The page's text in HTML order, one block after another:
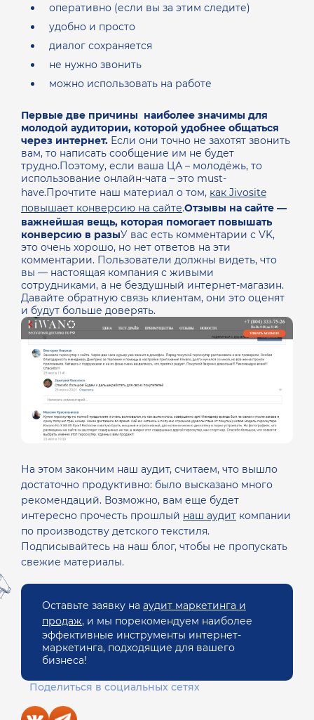
оперативно (если вы за этим следите)
удобно и просто
диалог сохраняется
не нужно звонить
можно использовать на работе
Первые две причины наиболее значимы для
молодой аудитории, которой удобнее общаться
через интернет. Если они точно не захотят звонить
вам, то написать сообщение им не будет
трудно.Поэтому, если ваша ЦА – молодёжь, то
использование онлайн-чата – это must-
have.Прочтите наш материал о том, как Jivosite
повышает конверсию на сайте.Отзывы на сайте —
важнейшая вещь, которая помогает повышать
конверсию в разыУ вас есть комментарии с VK,
это очень хорошо, но нет ответов на эти
комментарии. Пользователи должны видеть, что
вы — настоящая компания с живыми
сотрудниками, а не бездушный интернет-магазин.
Давайте обратную связь клиентам, они это оценят
и будут больше доверять.
На этом закончим наш аудит, считаем, что вышло
достаточно продуктивно: было высказано много
рекомендаций. Возможно, вам еще будет
интересно прочесть прошлый наш аудит компании
по производству детского текстиля.
Подписывайтесь на наш блог, чтобы не пропускать
свежие материалы.
Оставьте заявку на аудит маркетинга и
продаж, и мы порекомендуем наиболее
эффективные инструменты интернет-
маркетинга, подходящие для вашего
бизнеса!
Поделиться в социальных сетях